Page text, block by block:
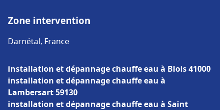
Zone intervention
Darnétal, France
installation et dépannage chauffe eau à Blois 41000
installation et dépannage chauffe eau à
Lambersart 59130
installation et dépannage chauffe eau à Saint